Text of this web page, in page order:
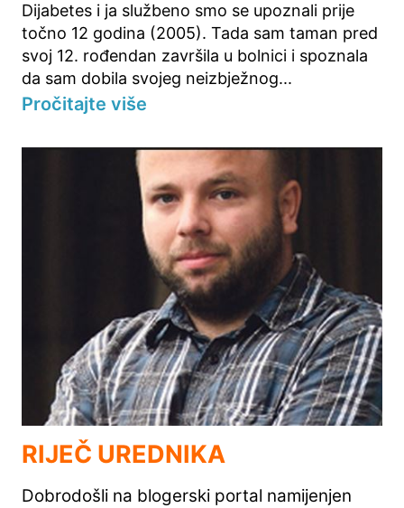
Dijabetes i ja službeno smo se upoznali prije
točno 12 godina (2005). Tada sam taman pred
svoj 12. rođendan završila u bolnici i spoznala
da sam dobila svojeg neizbježnog...
Pročitajte više
RIJEČ UREDNIKA
Dobrodošli na blogerski portal namijenjen